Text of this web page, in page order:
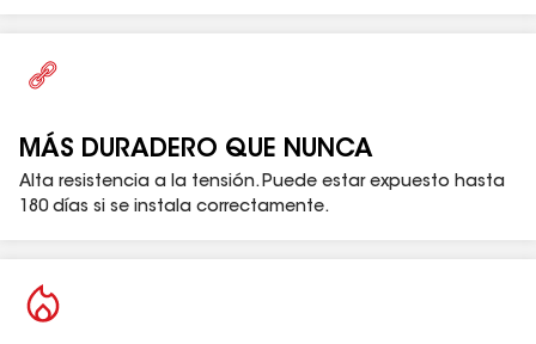
MÁS DURADERO QUE NUNCA
Alta resistencia a la tensión. Puede estar expuesto hasta
180 días si se instala correctamente.